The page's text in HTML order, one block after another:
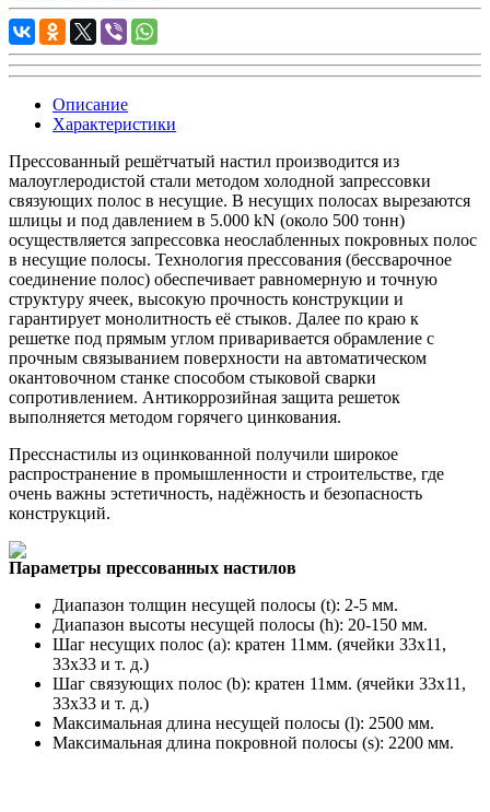
Описание
Характеристики
Прессованный решётчатый настил производится из
малоуглеродистой стали методом холодной запрессовки
связующих полос в несущие. В несущих полосах вырезаются
шлицы и под давлением в 5.000 kN (около 500 тонн)
осуществляется запрессовка неослабленных покровных полос
в несущие полосы. Технология прессования (бессварочное
соединение полос) обеспечивает равномерную и точную
структуру ячеек, высокую прочность конструкции и
гарантирует монолитность её стыков. Далее по краю к
решетке под прямым углом приваривается обрамление с
прочным связыванием поверхности на автоматическом
окантовочном станке способом стыковой сварки
сопротивлением. Антикоррозийная защита решеток
выполняется методом горячего цинкования.
Пресснастилы из оцинкованной получили широкое
распространение в промышленности и строительстве, где
очень важны эстетичность, надёжность и безопасность
конструкций.
Параметры прессованных настилов
Диапазон толщин несущей полосы (t): 2-5 мм.
Диапазон высоты несущей полосы (h): 20-150 мм.
Шаг несущих полос (a): кратен 11мм. (ячейки 33х11,
33х33 и т. д.)
Шаг связующих полос (b): кратен 11мм. (ячейки 33х11,
33х33 и т. д.)
Максимальная длина несущей полосы (l): 2500 мм.
Максимальная длина покровной полосы (s): 2200 мм.